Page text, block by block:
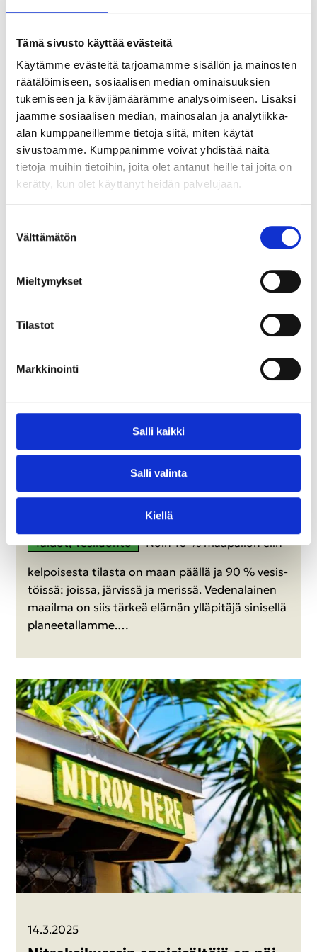
Tämä sivusto käyttää evästeitä
Käytämme evästeitä tarjoamamme sisällön ja mainosten
räätälöimiseen, sosiaalisen median ominaisuuksien
tukemiseen ja kävijämäärämme analysoimiseen. Lisäksi
jaamme sosiaalisen median, mainosalan ja analytiikka-
alan kumppaneillemme tietoja siitä, miten käytät
sivustoamme. Kumppanimme voivat yhdistää näitä
tietoja muihin tietoihin, joita olet antanut heille tai joita on
kerätty, kun olet käyttänyt heidän palvelujaan.
valinta
Vält­tä­mä­tön
Miel­ty­myk­set
Ti­las­tot
Mark­ki­noin­ti
Salli kaik­ki
Salli va­lin­ta
Kiel­lä
Su­kel­lus­seu­rat, Tai­dot
kel­ta­jat on to­teut­ta­nut lai­te­su­kel­lus­kou­lut­ta­
jien pe­rus­kurs­sia (M1 eli CMAS *In­struc­tor) uu­
del­la ta­val­la. Kou­lut­ta­jaop­pi­laat sai­vat ve­to­vas­
tuun seu­ran lai­te­su­kel­luk­sen pe­rus­kurs­sis­ta
aina mark­ki­noin­nis­ta ai­ka­tau­lu­tuk­seen ja käy­
tän­nön ope­tuk­seen asti.
Kan­sa­lais­tie­det­tä su­kel­ta­jil­le
Tai­dot, Ve­si­luon­to Noin 10 % maa­pal­lon elin­
kel­poi­ses­ta ti­las­ta on maan pääl­lä ja 90 % ve­sis­
töis­sä: jois­sa, jär­vis­sä ja me­ris­sä. Ve­de­na­lai­nen
maa­il­ma on siis tär­keä elä­män yl­lä­pi­tä­jä si­ni­sel­lä
pla­nee­tal­lam­me.…
14.3.2025